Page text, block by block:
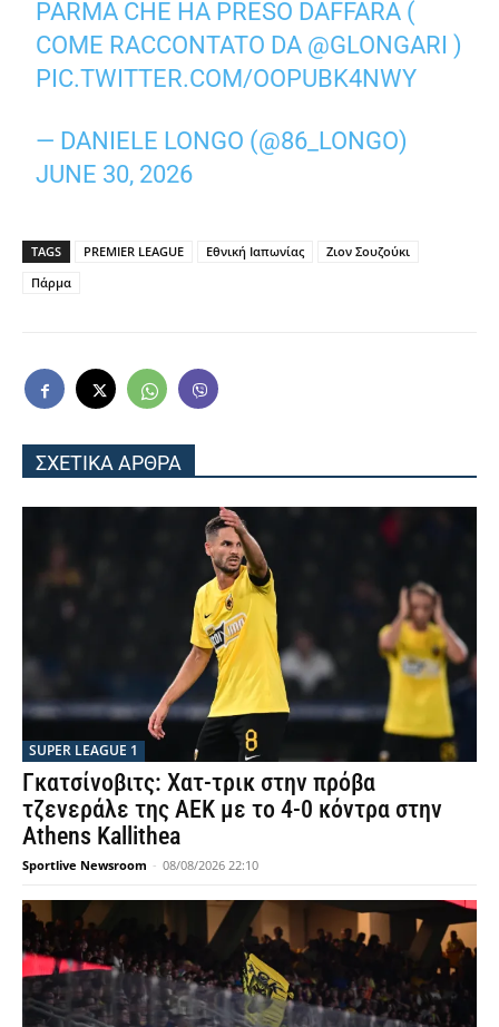
PARMA CHE HA PRESO DAFFARA (
COME RACCONTATO DA @GLONGARI )
PIC.TWITTER.COM/OOPUBK4NWY
— DANIELE LONGO (@86_LONGO)
JUNE 30, 2026
TAGS PREMIER LEAGUE Εθνική Ιαπωνίας
Ζιον Σουζούκι
Πάρμα
ΣΧΕΤΙΚΑ ΑΡΘΡΑ
SUPER LEAGUE 1
Γκατσίνοβιτς: Χατ-τρικ στην πρόβα
τζενεράλε της ΑΕΚ με το 4-0 κόντρα στην
Athens Kallithea
Sportlive Newsroom - 08/08/2026 22:10